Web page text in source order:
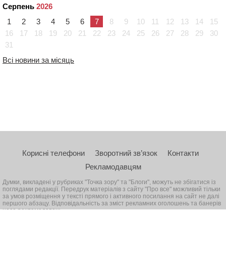
Серпень 2026
1
2 3 4 5 6 7 8 9 10 11 12 13 14
15
16
17 18 19 20 21 22 23 24 25 26 27 28 29
30
31
Всі новини за місяць
Корисні телефони Зворотний зв’язок
Контакти
Рекламодавцям
Думки, викладені у рубриках "Точка зору" та "Блоги", можуть не збігатися із
поглядами редакції. Передрук матеріалів з сайту "Про все" можливий тільки
за умов розміщення у тексті прямого і активного посилання на сайт не далі
першого абзацу. Відповідальність за зміст рекламних оголошень та банерів
несе рекламодавець